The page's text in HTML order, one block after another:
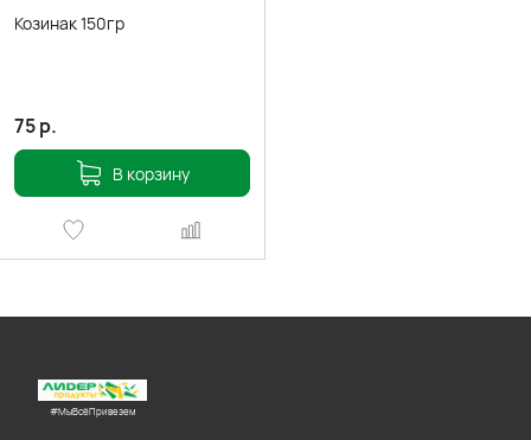
Козинак 150гр
75р.
В корзину
#МыВсёПривезем